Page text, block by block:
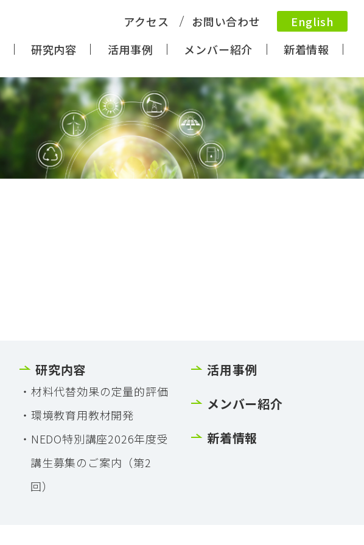
アクセス お問い合わせ
English
研究内容 活用事例 メンバー紹介 新着情報
研究内容
材料代替効果の定量的評価
環境教育用教材開発
NEDO特別講座2026年度受
講生募集のご案内（第2
回）
活用事例
メンバー紹介
新着情報